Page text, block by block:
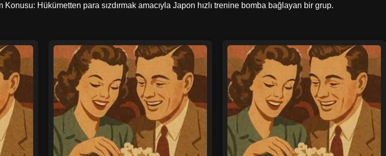
Hükümetten para sızdırmak amacıyla Japon hızlı trenine bomba bağlayan bir grup.